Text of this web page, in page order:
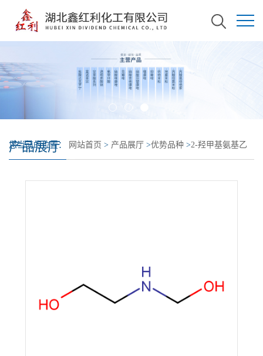
产品展厅
您当前的位置： 网站首页 > 产品展厅 >优势品种 >2-羟甲基氨基乙